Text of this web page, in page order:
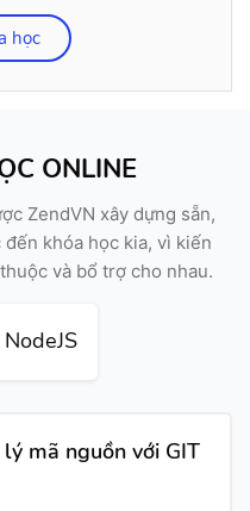
học
ONLINE
ZendVN xây dựng sẵn,
đến khóa học kia, vì kiến
và bổ trợ cho nhau.
lý mã nguồn với GIT